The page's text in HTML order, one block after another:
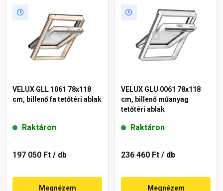
VELUX GLL 1061 78x118
cm, billenő fa tetőtéri ablak
Raktáron
197 050 Ft / db
Megnézem
VELUX GLU 0061 78x118
cm, billenő műanyag
tetőtéri ablak
Raktáron
236 460 Ft / db
Megnézem